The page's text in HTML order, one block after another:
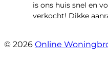
is ons huis snel en
verkocht! Dikke
© 2026 Online